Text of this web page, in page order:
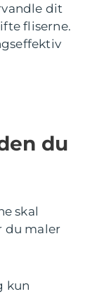
dit
fliserne.
du
skal
du maler
kun